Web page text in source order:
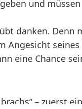
und
danken.
Angesicht
eine Chance
– zuerst